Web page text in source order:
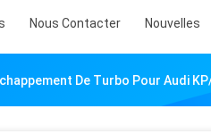
Nous Contacter Nouvelles
De Turbo Pour Audi